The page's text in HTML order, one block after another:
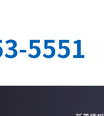
情報のみを取得しており、個人情
人情報に関する連絡先＞
電機株式会社
e.co.jp
5551